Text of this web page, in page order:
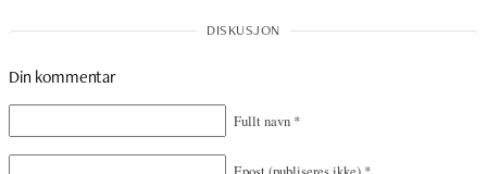
Din kommentar
Fullt navn *